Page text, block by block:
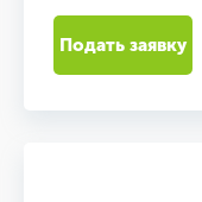
Подать заявку